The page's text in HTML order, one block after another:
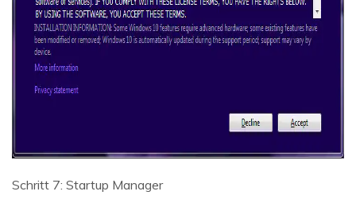
Schritt 7: Startup Manager